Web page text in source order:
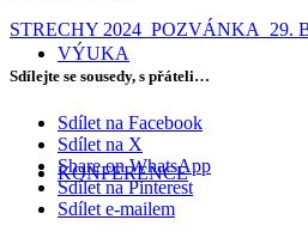
VÝUKA
KONFERENCE
STRECHY 2024_POZVÁNKA_29.
Sdílejte se sousedy, s přáteli…
Sdílet na Facebook
Sdílet na X
Share on WhatsApp
Sdílet na Pinterest
Sdílet e-mailem